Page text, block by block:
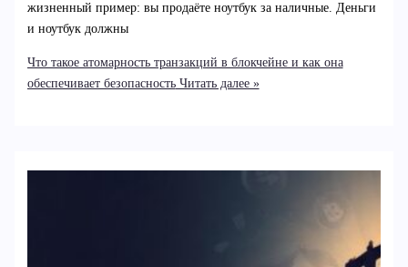
жизненный пример: вы продаёте ноутбук за наличные. Деньги
и ноутбук должны
Что такое атомарность транзакций в блокчейне и как она
обеспечивает безопасностьЧитать далее »